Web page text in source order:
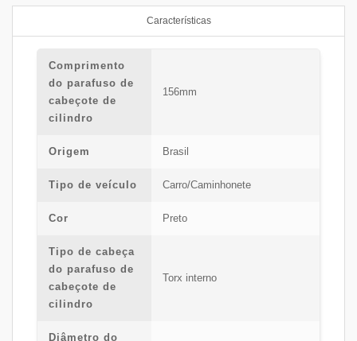
Características
Comprimento
do parafuso de
cabeçote de
cilindro
156mm
Origem Brasil
Tipo de veículo Carro/Caminhonete
Cor Preto
Tipo de cabeça
do parafuso de
cabeçote de
cilindro
Torx interno
Diâmetro do